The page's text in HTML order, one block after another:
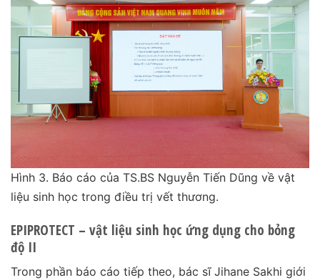
Hình 3. Báo cáo của TS.BS Nguyễn Tiến Dũng về vật
liệu sinh học trong điều trị vết thương.
EPIPROTECT – vật liệu sinh học ứng dụng cho bỏng
độ II
Trong phần báo cáo tiếp theo, bác sĩ Jihane Sakhi giới